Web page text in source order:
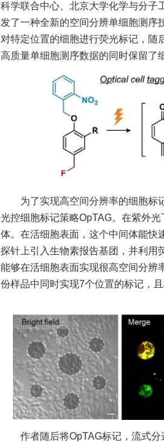
科学联合中心、北京大学化学与分子
发了一种全新的空间分辨单细胞测序
对特定位置的细胞进行荧光标记，随
高质量单细胞测序数据的同时保留了
为了实现高空间分辨率的细胞标记
光控细胞标记策略OpTAG。在紫外
体。在活细胞表面，这个中间体能快
探针上引入生物素报告基团，并利用
能够在活细胞表面实现很高空间分辨
份样品中同时实现7个位置的标记，
作者随后将OpTAG标记，流式分